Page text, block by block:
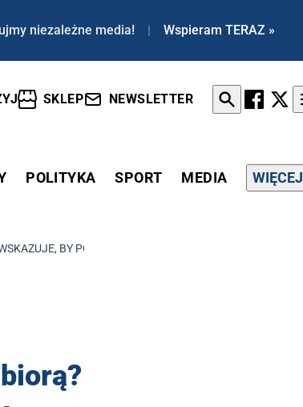
niezależne media! | Wspieram TERAZ »
SKLEP NEWSLETTER
POLITYKA SPORT MEDIA WIĘCEJ
BY POSIEDZENIE MIAŁO SIĘ NIE ODBYĆ